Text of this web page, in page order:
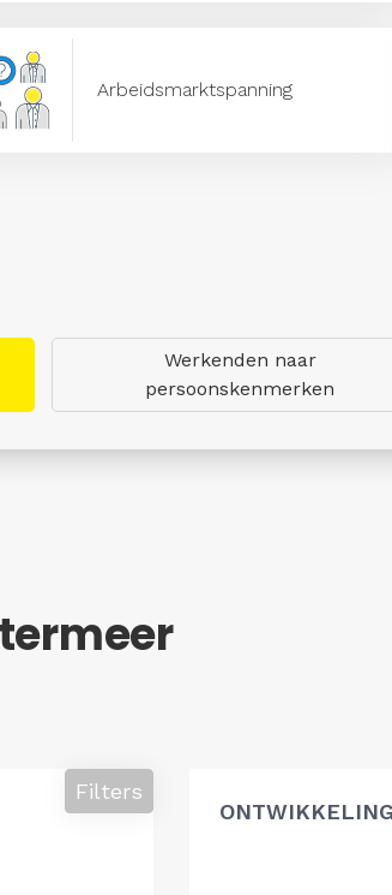
Arbeidsmarktspanning
Werkenden naar
persoonskenmerken
Filters